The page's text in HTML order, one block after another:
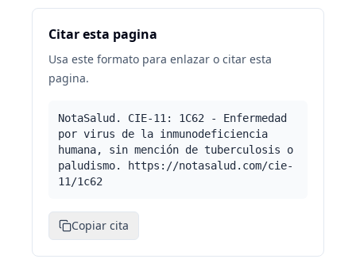
Citar esta pagina
Usa este formato para enlazar o citar esta
pagina.
NotaSalud. CIE-11: 1C62 - Enfermedad
por virus de la inmunodeficiencia
humana, sin mención de tuberculosis o
paludismo. https://notasalud.com/cie-
11/1c62
Copiar cita